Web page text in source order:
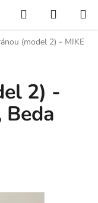
Hledat
KOŠÍK
(model 2) - MIKE
2) -
Beda